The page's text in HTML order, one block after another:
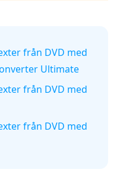
från DVD med
Ultimate
från DVD med
från DVD med